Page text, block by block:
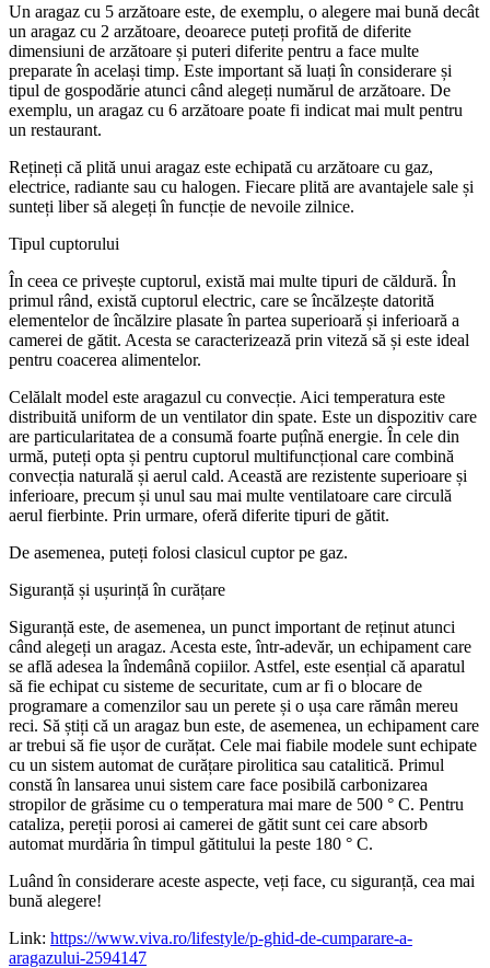
Un aragaz cu 5 arzătoare este, de exemplu, o alegere mai bună decât
un aragaz cu 2 arzătoare, deoarece puteți profită de diferite
dimensiuni de arzătoare și puteri diferite pentru a face multe
preparate în același timp. Este important să luați în considerare și
tipul de gospodărie atunci când alegeți numărul de arzătoare. De
exemplu, un aragaz cu 6 arzătoare poate fi indicat mai mult pentru
un restaurant.
Rețineți că plită unui aragaz este echipată cu arzătoare cu gaz,
electrice, radiante sau cu halogen. Fiecare plită are avantajele sale și
sunteți liber să alegeți în funcție de nevoile zilnice.
Tipul cuptorului
În ceea ce privește cuptorul, există mai multe tipuri de căldură. În
primul rând, există cuptorul electric, care se încălzește datorită
elementelor de încălzire plasate în partea superioară și inferioară a
camerei de gătit. Acesta se caracterizează prin viteză să și este ideal
pentru coacerea alimentelor.
Celălalt model este aragazul cu convecție. Aici temperatura este
distribuită uniform de un ventilator din spate. Este un dispozitiv care
are particularitatea de a consumă foarte puțînă energie. În cele din
urmă, puteți opta și pentru cuptorul multifuncțional care combină
convecția naturală și aerul cald. Această are rezistente superioare și
inferioare, precum și unul sau mai multe ventilatoare care circulă
aerul fierbinte. Prin urmare, oferă diferite tipuri de gătit.
De asemenea, puteți folosi clasicul cuptor pe gaz.
Siguranță și ușurință în curățare
Siguranță este, de asemenea, un punct important de reținut atunci
când alegeți un aragaz. Acesta este, într-adevăr, un echipament care
se află adesea la îndemână copiilor. Astfel, este esențial că aparatul
să fie echipat cu sisteme de securitate, cum ar fi o blocare de
programare a comenzilor sau un perete și o ușa care rămân mereu
reci. Să știți că un aragaz bun este, de asemenea, un echipament care
ar trebui să fie ușor de curățat. Cele mai fiabile modele sunt echipate
cu un sistem automat de curățare pirolitica sau catalitică. Primul
constă în lansarea unui sistem care face posibilă carbonizarea
stropilor de grăsime cu o temperatura mai mare de 500 ° C. Pentru
cataliza, pereții porosi ai camerei de gătit sunt cei care absorb
automat murdăria în timpul gătitului la peste 180 ° C.
Luând în considerare aceste aspecte, veți face, cu siguranță, cea mai
bună alegere!
Link: https://www.viva.ro/lifestyle/p-ghid-de-cumparare-a-
aragazului-2594147